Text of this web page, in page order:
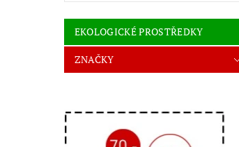
EKOLOGICKÉ PROSTŘEDKY
ZNAČKY